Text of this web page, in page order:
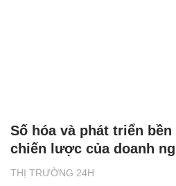
THỊ TRƯỜNG 24H
Số hóa và phát triển
chiến lược của doanh